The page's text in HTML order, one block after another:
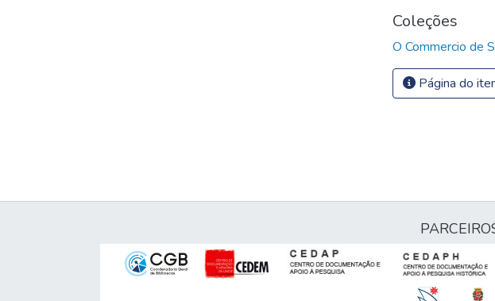
Coleções
O Commercio de
Página do